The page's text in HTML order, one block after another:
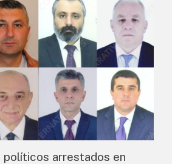
políticos arrestados en